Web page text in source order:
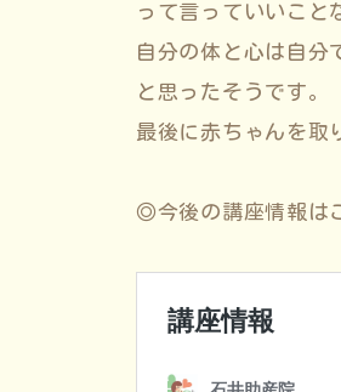
って言っていいこと
自分の体と心は自分
と思ったそうです。
最後に赤ちゃんを取
◎今後の講座情報は